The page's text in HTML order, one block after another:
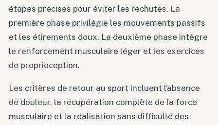
étapes précises pour éviter les rechutes. La
première phase privilégie les mouvements passifs
et les étirements doux. La deuxième phase intègre
le renforcement musculaire léger et les exercices
de proprioception.
Les critères de retour au sport incluent l’absence
de douleur, la récupération complète de la force
musculaire et la réalisation sans difficulté des